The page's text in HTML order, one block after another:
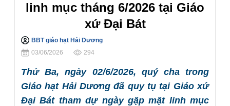
linh mục tháng 6/2026 tại Giáo
xứ Đại Bát
BBT giáo hạt Hải Dương
03/06/2026
294
Thứ Ba, ngày 02/6/2026, quý cha trong
Giáo hạt Hải Dương đã quy tụ tại Giáo xứ
Đại Bát tham dự ngày gặp mặt linh mục